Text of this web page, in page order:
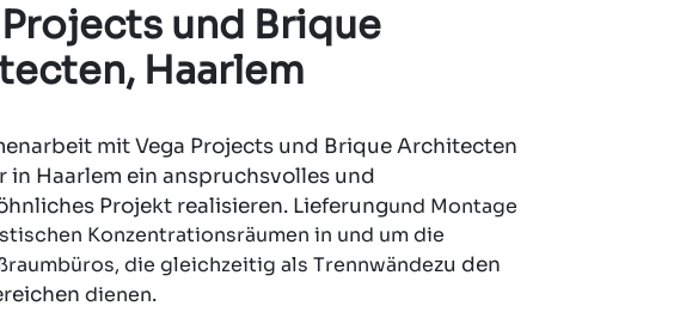
und Brique
Haarlem
mit Vega Projects und Brique Architecten
in Haarlem ein anspruchsvolles und
Projekt realisieren. Lieferungund Montage
Konzentrationsräumen in und um die
die gleichzeitig als Trennwändezu den
dienen.